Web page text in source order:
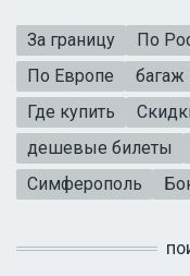
За границу По
По Европе
багаж
Где купить
дешевые билеты
Симферополь